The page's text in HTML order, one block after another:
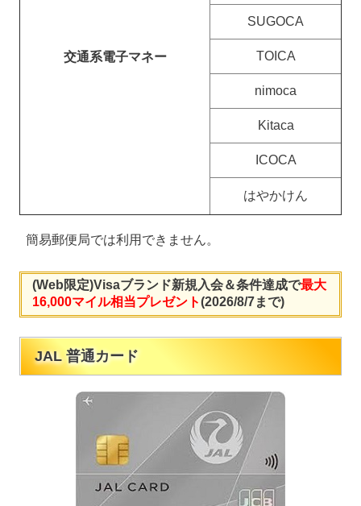
交通系電子マネー
SUGOCA
TOICA
nimoca
Kitaca
ICOCA
はやかけん
簡易郵便局では利用できません。
(Web限定)Visaブランド新規入会＆条件達成で最大
16,000マイル相当プレゼント(2026/8/7まで)
JAL 普通カード